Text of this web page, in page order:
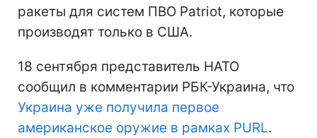
ракеты для систем ПВО Patriot, которые
производят только в США.
18 сентября представитель НАТО
сообщил в комментарии РБК-Украина, что
Украина уже получила первое
американское оружие в рамках PURL.